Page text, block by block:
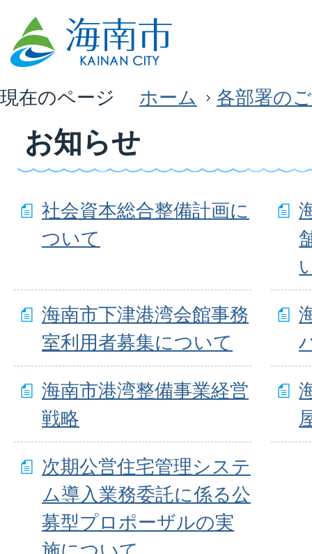
現在のページ ホーム 各部署の
お知らせ
社会資本総合整備計画に
ついて
海南市下津港湾会館事務
室利用者募集について
海南市港湾整備事業経営
戦略
次期公営住宅管理システ
ム導入業務委託に係る公
募型プロポーザルの実